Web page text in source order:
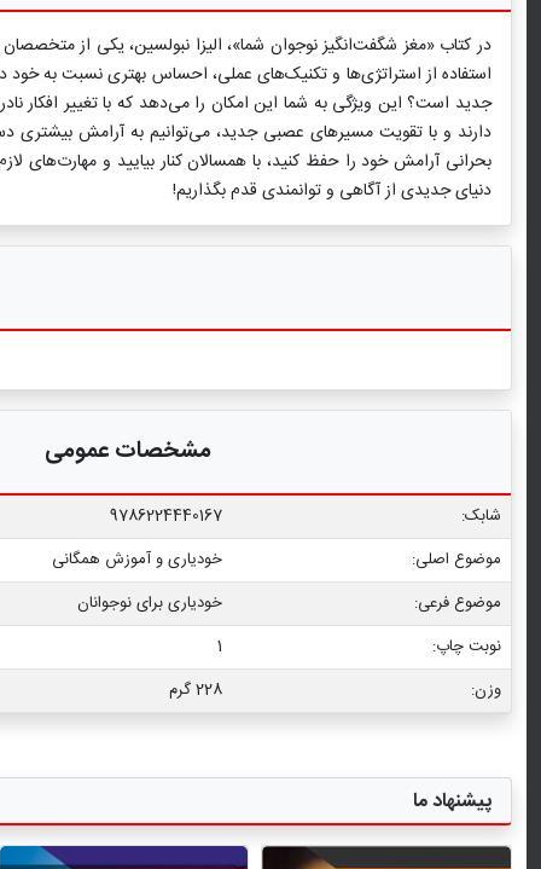
استفاده از استراتژی‌ها و تکنیک‌های عملی، احساس بهتری نسبت به خود
جدید است؟ این ویژگی به شما این امکان را می‌دهد که با تغییر افکار
بحرانی آرامش خود را حفظ کنید، با همسالان کنار بیایید و
دنیای جدیدی از آگاهی و توانمندی قدم بگذاریم!
مشخصات عمومی
شابک:
9786224440167
موضوع اصلی:
خودیاری و آموزش همگانی
موضوع فرعی:
خودیاری برای نوجوانان
نوبت چاپ:
1
وزن:
228 گرم
پیشنهاد ما